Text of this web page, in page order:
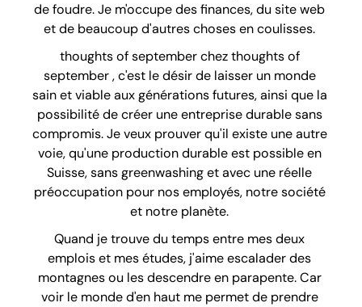
de foudre. Je m'occupe des finances, du site web
et de beaucoup d'autres choses en coulisses.
thoughts of september chez thoughts of
september , c'est le désir de laisser un monde
sain et viable aux générations futures, ainsi que la
possibilité de créer une entreprise durable sans
compromis. Je veux prouver qu'il existe une autre
voie, qu'une production durable est possible en
Suisse, sans greenwashing et avec une réelle
préoccupation pour nos employés, notre société
et notre planète.
Quand je trouve du temps entre mes deux
emplois et mes études, j'aime escalader des
montagnes ou les descendre en parapente. Car
voir le monde d'en haut me permet de prendre